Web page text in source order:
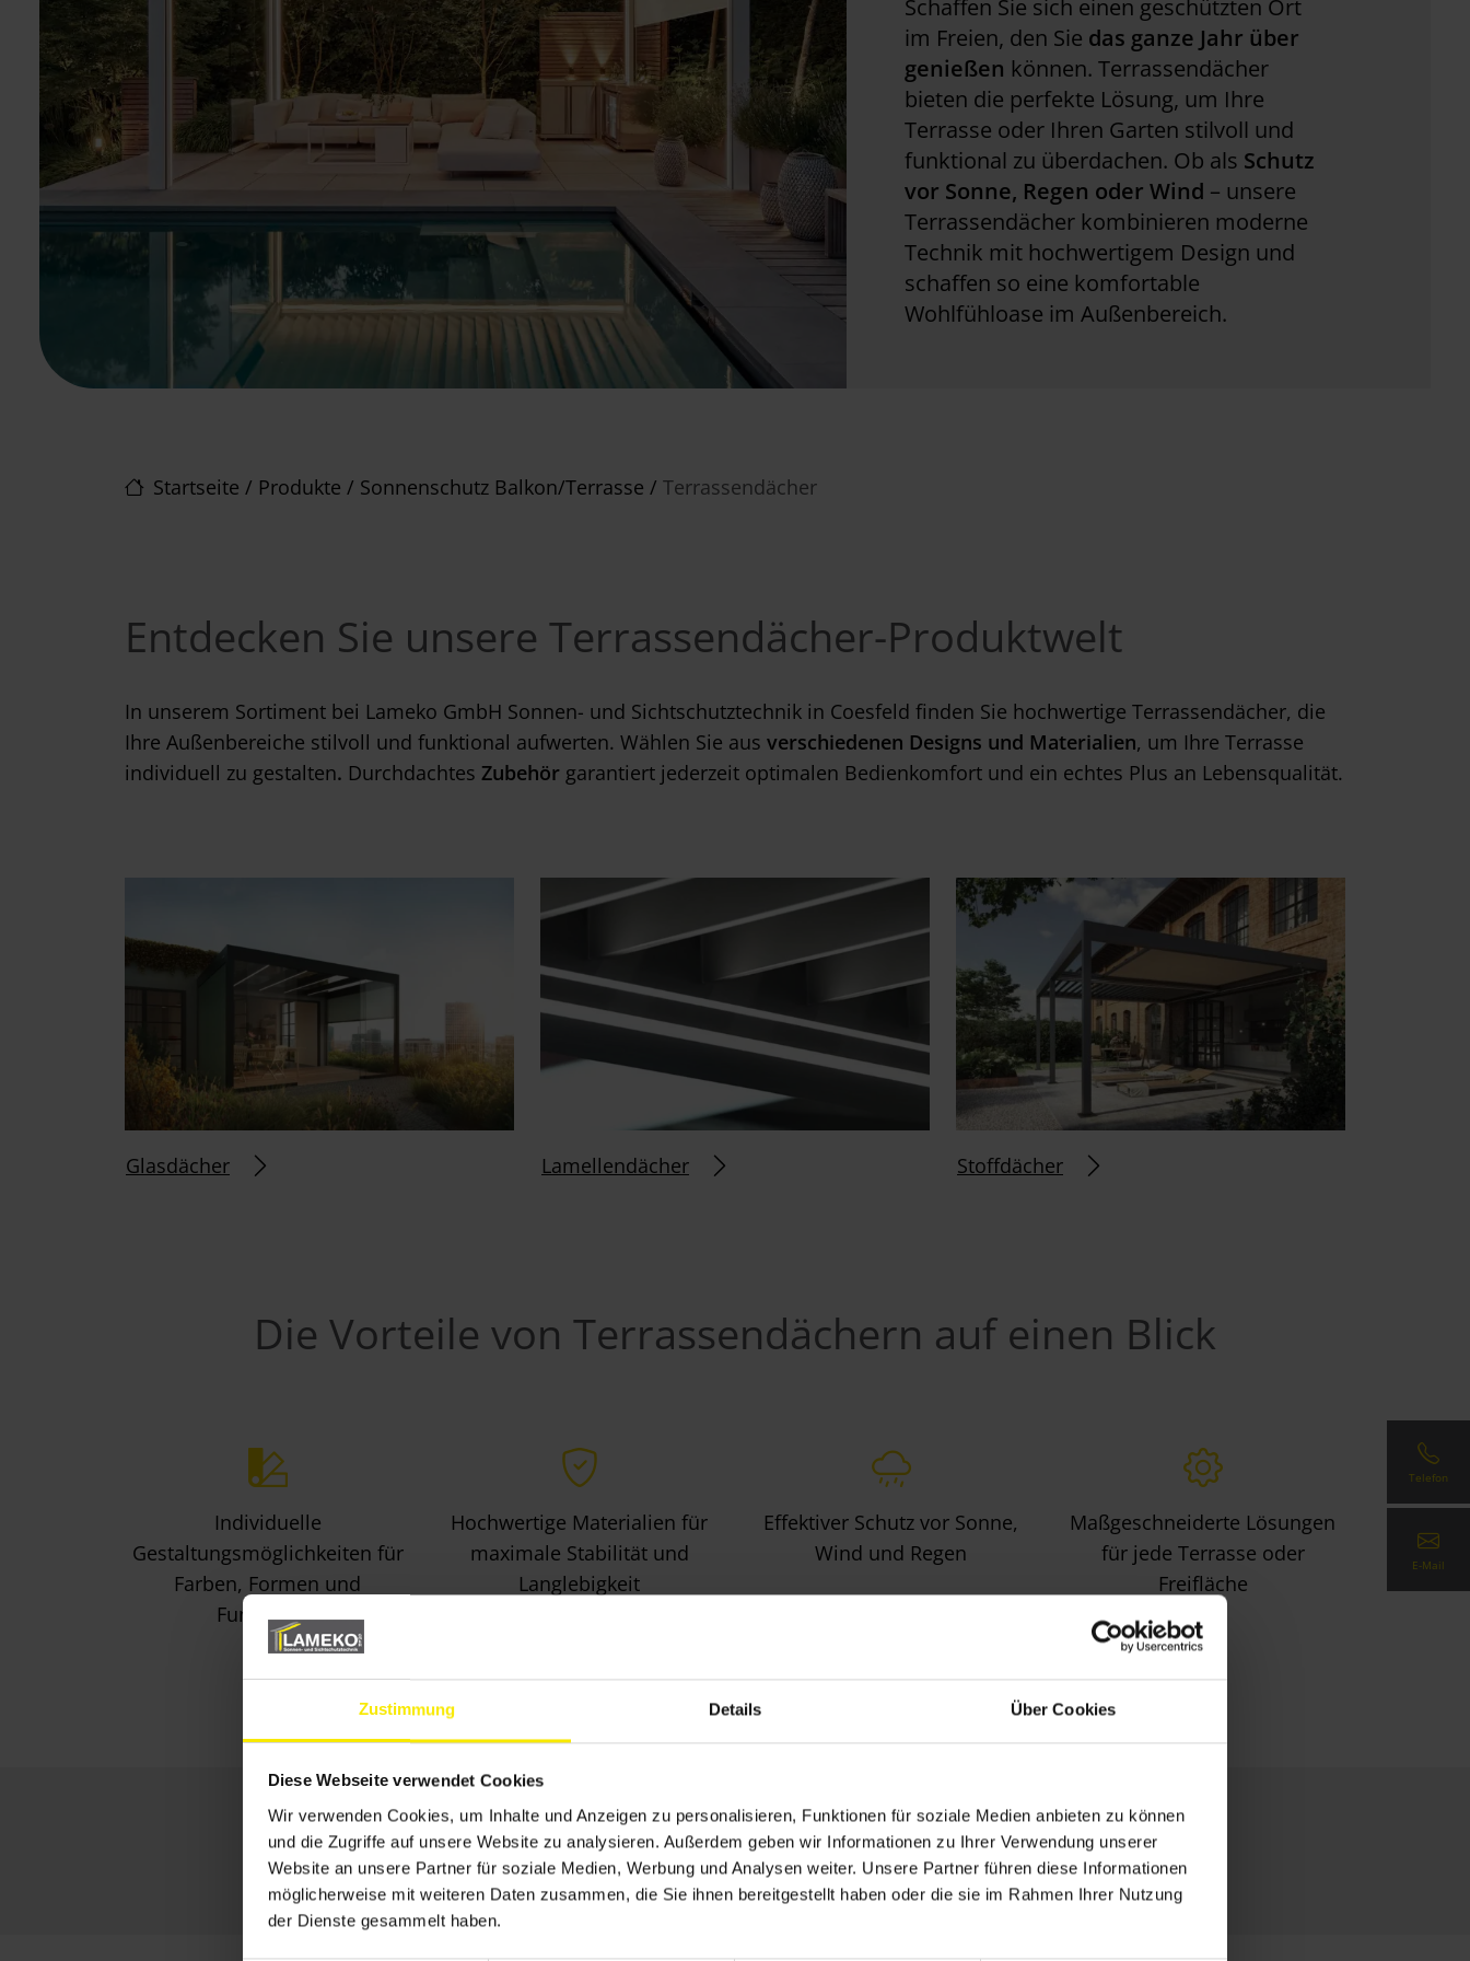
Zustimmung Details Über Cookies
Diese Webseite verwendet Cookies
Wir verwenden Cookies, um Inhalte und Anzeigen zu personalisieren, Funktionen für soziale Medien anbieten zu können
und die Zugriffe auf unsere Website zu analysieren. Außerdem geben wir Informationen zu Ihrer Verwendung unserer
Website an unsere Partner für soziale Medien, Werbung und Analysen weiter. Unsere Partner führen diese Informationen
möglicherweise mit weiteren Daten zusammen, die Sie ihnen bereitgestellt haben oder die sie im Rahmen Ihrer Nutzung
der Dienste gesammelt haben.
Startseite / Produkte / Sonnenschutz Balkon/Terrasse / Terrassendächer
Schaffen Sie sich einen geschützten Ort
im Freien, den Sie das ganze Jahr über
genießen können. Terrassendächer
bieten die perfekte Lösung, um Ihre
Terrasse oder Ihren Garten stilvoll und
funktional zu überdachen. Ob als Schutz
vor Sonne, Regen oder Wind – unsere
Terrassendächer kombinieren moderne
Technik mit hochwertigem Design und
schaffen so eine komfortable
Wohlfühloase im Außenbereich.
Entdecken Sie unsere Terrassendächer-Produktwelt
In unserem Sortiment bei Lameko GmbH Sonnen- und Sichtschutztechnik in Coesfeld finden Sie hochwertige Terrassendächer, die
Ihre Außenbereiche stilvoll und funktional aufwerten. Wählen Sie aus verschiedenen Designs und Materialien, um Ihre Terrasse
individuell zu gestalten. Durchdachtes Zubehör garantiert jederzeit optimalen Bedienkomfort und ein echtes Plus an Lebensqualität.
Glasdächer Lamellendächer Stoffdächer
Die Vorteile von Terrassendächern auf einen Blick
Individuelle
Gestaltungsmöglichkeiten für
Farben, Formen und
Funktionen
Hochwertige Materialien für
maximale Stabilität und
Langlebigkeit
Effektiver Schutz vor Sonne,
Wind und Regen
Maßgeschneiderte Lösungen
für jede Terrasse oder
Freifläche
Jetzt unverbindliches Angebot anfordern!
Telefon
E-Mail